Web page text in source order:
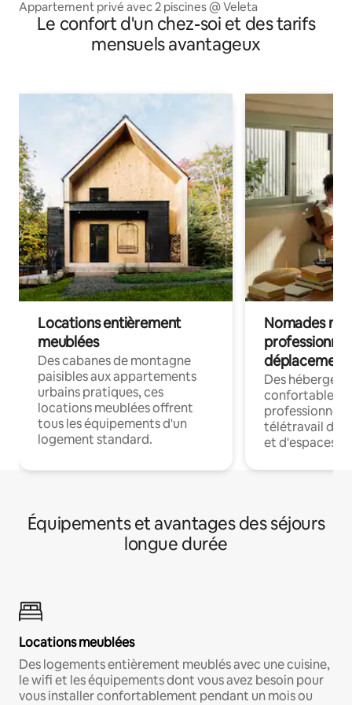
Appartement privé avec 2 piscines @ Veleta
Le confort d'un chez-soi et des tarifs
mensuels avantageux
Locations entièrement
meublées
Des cabanes de montagne
paisibles aux appartements
urbains pratiques, ces
locations meublées offrent
tous les équipements d'un
logement standard.
Nomades
déplacement
Des
confortables
professionnels
télétravail
et d'espaces
Équipements et avantages des séjours
longue durée
Locations meublées
Des logements entièrement meublés avec une cuisine,
le wifi et les équipements dont vous avez besoin pour
vous installer confortablement pendant un mois ou